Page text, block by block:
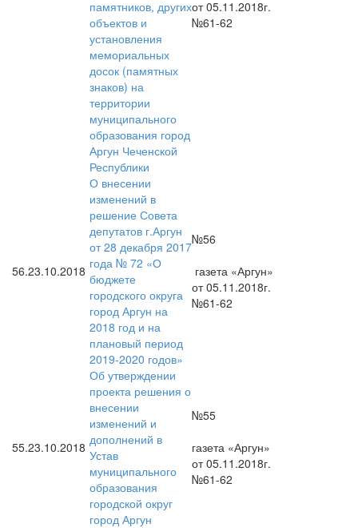
памятников, других
объектов и
установления
мемориальных
досок (памятных
знаков) на
территории
муниципального
образования город
Аргун Чеченской
Республики
от 05.11.2018г.
№61-62
56.23.10.2018
О внесении
изменений в
решение Совета
депутатов г.Аргун
от 28 декабря 2017
года № 72 «О
бюджете
городского округа
город Аргун на
2018 год и на
плановый период
2019-2020 годов»
№56
газета «Аргун»
от 05.11.2018г.
№61-62
55.23.10.2018
Об утверждении
проекта решения о
внесении
изменений и
дополнений в
Устав
муниципального
образования
городской округ
город Аргун
№55
газета «Аргун»
от 05.11.2018г.
№61-62